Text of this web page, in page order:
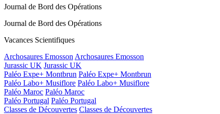
Journal de Bord des Opérations
Journal de Bord des Opérations
Vacances Scientifiques
Archosaures Emosson Archosaures Emosson
Jurassic UK Jurassic UK
Paléo Expe+ Montbrun Paléo Expe+ Montbrun
Paléo Labo+ Musiflore Paléo Labo+ Musiflore
Paléo Maroc Paléo Maroc
Paléo Portugal Paléo Portugal
Classes de Découvertes Classes de Découvertes